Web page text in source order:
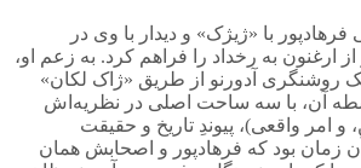
با «ژیژک» و دیدار با وی در
ارغنون به رخداد را فراهم کرد. به زعم او،
روشنگری آدورنو از طریق «ژاک لکان»
آن، با سه ساحت اصلی در نظریه‌اش
و امر واقعی)، پیوندِ تاریخ و حقیقت
زمان بود که فرهادپور و اصحابش همان